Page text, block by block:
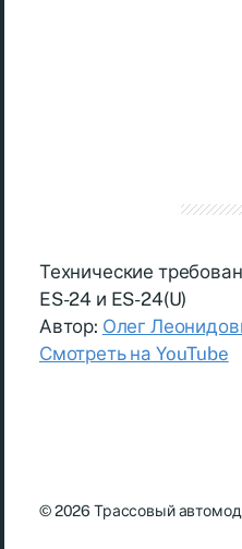
Технические
ES-24 и ES-24(U)
Автор: Олег
Смотреть на YouTube
© 2026Трассовый